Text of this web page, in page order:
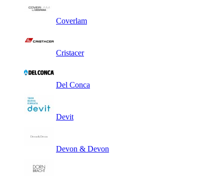
Coverlam
Cristacer
Del Conca
Devit
Devon & Devon